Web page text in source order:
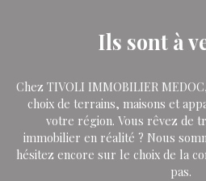
Ils sont à
Chez TIVOLI IMMOBILIER
choix de terrains, maisons et
votre région. Vous rêvez de
immobilier en réalité ? Nous
hésitez encore sur le choix de la
pas.